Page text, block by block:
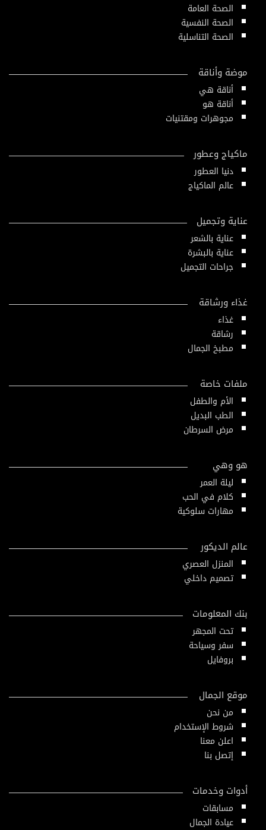
الصحة العامة
الصحة النفسية
الصحة التناسلية
موضة وأناقة
أناقة هي
أناقة هو
مجوهرات ومقتنيات
ماكياج وعطور
دنيا العطور
عالم الماكياج
عناية وتجميل
عناية بالشعر
عناية بالبشرة
جراحات التجميل
غذاء ورشاقة
غذاء
رشاقة
مطبخ الجمال
ملفات خاصة
الأم والطفل
الطب البديل
مرض السرطان
هو وهي
ليلة العمر
كلام في الحب
مهارات سلوكية
عالم الديكور
المنزل العصري
تصميم داخلي
بنك المعلومات
تحت المجهر
سفر وسياحة
بروفايل
موقع الجمال
من نحن
شروط الإستخدام
اعلن معنا
إتصل بنا
أدوات وخدمات
مسابقات
عيادة الجمال